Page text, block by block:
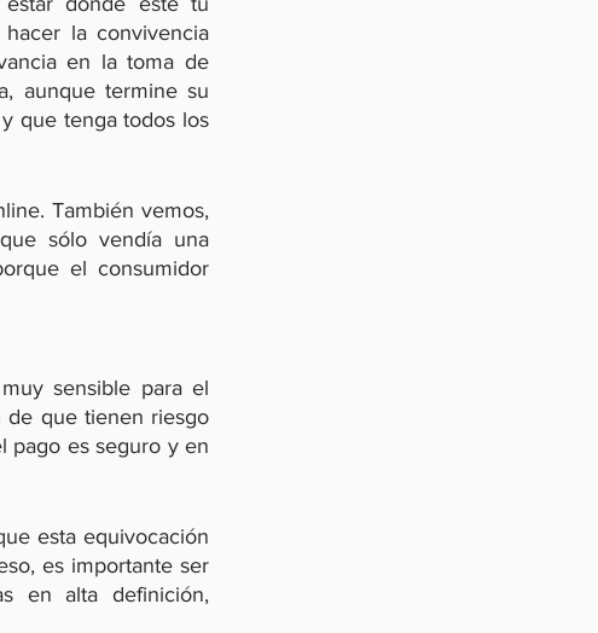
la convivencia
en la toma de
aunque termine su
que tenga todos los
También vemos,
sólo vendía una
el consumidor
sensible para el
de que tienen riesgo
pago es seguro y en
esta equivocación
es importante ser
en alta definición,